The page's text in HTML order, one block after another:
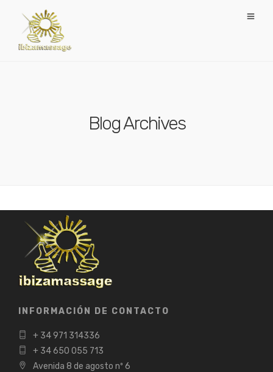
Blog Archives
INFORMACIÓN DE CONTACTO
+ 34 971 314336
+ 34 650 055 713
Avenida 8 de agosto nº 6